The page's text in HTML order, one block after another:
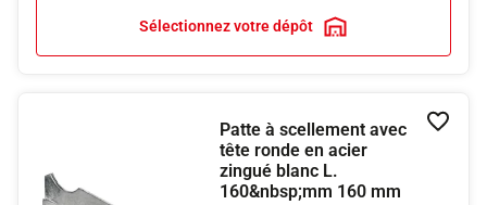
Sélectionnez votre dépôt
Patte à scellement avec
tête ronde en acier
zingué blanc L.
160&nbsp;mm 160 mm